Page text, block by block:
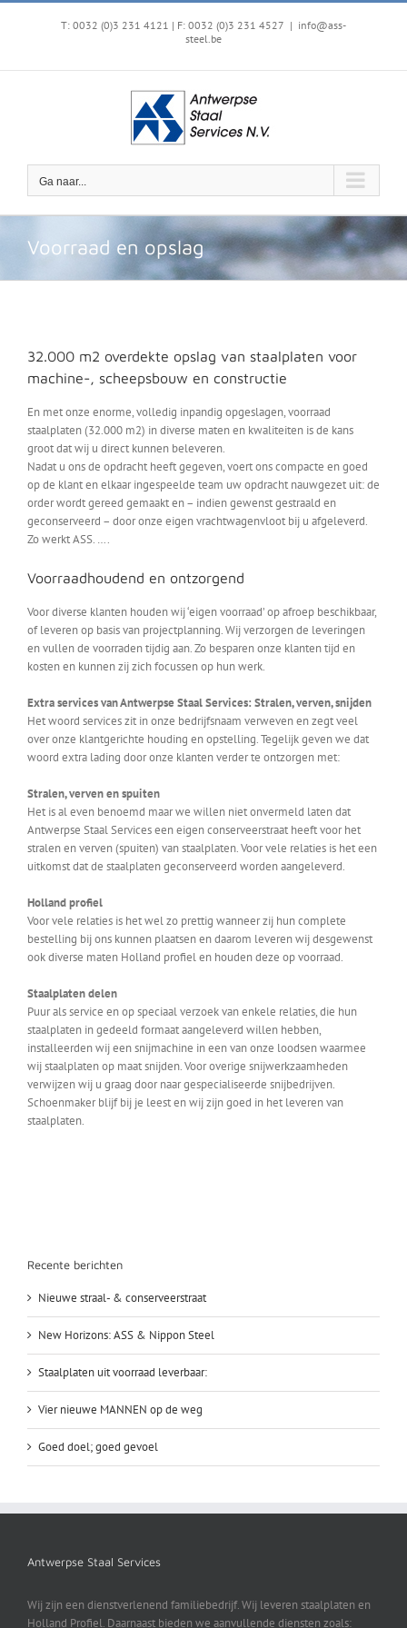
Ga
T: 0032 (0)3 231 4121 | F: 0032 (0)3 231 4527 | info@ass-
steel.be
Ga naar...
Voorraad en opslag
32.000 m2 overdekte opslag van staalplaten voor
machine-, scheepsbouw en constructie
En met onze enorme, volledig inpandig opgeslagen, voorraad
staalplaten (32.000 m2) in diverse maten en kwaliteiten is de kans
groot dat wij u direct kunnen beleveren.
Nadat u ons de opdracht heeft gegeven, voert ons compacte en goed
op de klant en elkaar ingespeelde team uw opdracht nauwgezet uit: de
order wordt gereed gemaakt en – indien gewenst gestraald en
geconserveerd – door onze eigen vrachtwagenvloot bij u afgeleverd.
Zo werkt ASS. ….
Voorraadhoudend en ontzorgend
Voor diverse klanten houden wij ‘eigen voorraad’ op afroep beschikbaar,
of leveren op basis van projectplanning. Wij verzorgen de leveringen
en vullen de voorraden tijdig aan. Zo besparen onze klanten tijd en
kosten en kunnen zij zich focussen op hun werk.
Extra services van Antwerpse Staal Services: Stralen, verven, snijden
Het woord services zit in onze bedrijfsnaam verweven en zegt veel
over onze klantgerichte houding en opstelling. Tegelijk geven we dat
woord extra lading door onze klanten verder te ontzorgen met:
Stralen, verven en spuiten
Het is al even benoemd maar we willen niet onvermeld laten dat
Antwerpse Staal Services een eigen conserveerstraat heeft voor het
stralen en verven (spuiten) van staalplaten. Voor vele relaties is het een
uitkomst dat de staalplaten geconserveerd worden aangeleverd.
Holland profiel
Voor vele relaties is het wel zo prettig wanneer zij hun complete
bestelling bij ons kunnen plaatsen en daarom leveren wij desgewenst
ook diverse maten Holland profiel en houden deze op voorraad.
Staalplaten delen
Puur als service en op speciaal verzoek van enkele relaties, die hun
staalplaten in gedeeld formaat aangeleverd willen hebben,
installeerden wij een snijmachine in een van onze loodsen waarmee
wij staalplaten op maat snijden. Voor overige snijwerkzaamheden
verwijzen wij u graag door naar gespecialiseerde snijbedrijven.
Schoenmaker blijf bij je leest en wij zijn goed in het leveren van
staalplaten.
Recente berichten
Nieuwe straal- & conserveerstraat
New Horizons: ASS & Nippon Steel
Staalplaten uit voorraad leverbaar:
Vier nieuwe MANNEN op de weg
Goed doel; goed gevoel
Antwerpse Staal Services
Wij zijn een dienstverlenend familiebedrijf. Wij leveren staalplaten en
Holland Profiel. Daarnaast bieden we aanvullende diensten zoals: